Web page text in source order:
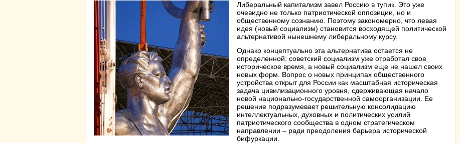
Либеральный капитализм завел Россию в тупик. Это уже
очевидно не только патриотической оппозиции, но и
общественному сознанию. Поэтому закономерно, что левая
идея (новый социализм) становится восходящей политической
альтернативой нынешнему либеральному курсу.
Однако концептуально эта альтернатива остается не
определенной: советский социализм уже отработал свое
историческое время, а новый социализм еще не нашел своих
новых форм. Вопрос о новых принципах общественного
устройства открыт для России как масштабная историческая
задача цивилизационного уровня, сдерживающая начало
новой национально-государственной самоорганизации. Ее
решение подразумевает решительную консолидацию
интеллектуальных, духовных и политических усилий
патриотического сообщества в одном стратегическом
направлении – ради преодоления барьера исторической
бифуркации.